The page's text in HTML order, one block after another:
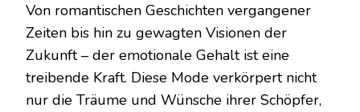
Von romantischen Geschichten vergangener
Zeiten bis hin zu gewagten Visionen der
Zukunft – der emotionale Gehalt ist eine
treibende Kraft. Diese Mode verkörpert nicht
nur die Träume und Wünsche ihrer Schöpfer,